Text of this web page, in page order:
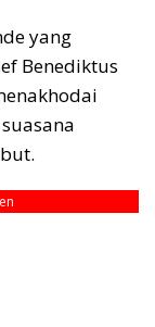
yang
Benediktus